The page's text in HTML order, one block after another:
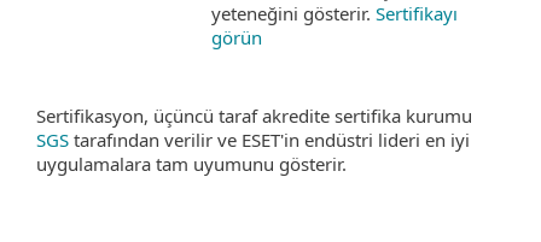
yeteneğini gösterir. Sertifikayı
görün
Sertifikasyon, üçüncü taraf akredite sertifika kurumu
SGS tarafından verilir ve ESET'in endüstri lideri en iyi
uygulamalara tam uyumunu gösterir.